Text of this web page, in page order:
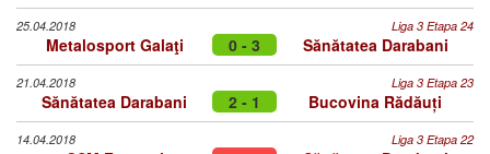
25.04.2018 Liga 3 Etapa 24
Metalosport Galaţi 0 - 3 Sănătatea Darabani
21.04.2018 Liga 3 Etapa 23
Sănătatea Darabani 2 - 1 Bucovina Rădăuți
14.04.2018 Liga 3 Etapa 22